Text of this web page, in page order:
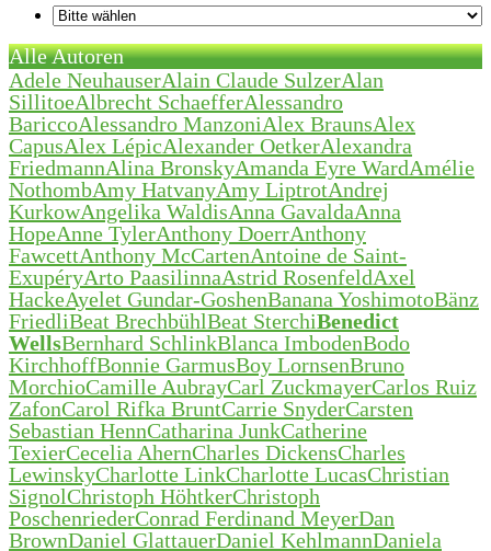
Alle Autoren
Adele NeuhauserAlain Claude SulzerAlan
SillitoeAlbrecht SchaefferAlessandro
BariccoAlessandro ManzoniAlex BraunsAlex
CapusAlex LépicAlexander OetkerAlexandra
FriedmannAlina BronskyAmanda Eyre WardAmélie
NothombAmy HatvanyAmy LiptrotAndrej
KurkowAngelika WaldisAnna GavaldaAnna
HopeAnne TylerAnthony DoerrAnthony
FawcettAnthony McCartenAntoine de Saint-
ExupéryArto PaasilinnaAstrid RosenfeldAxel
HackeAyelet Gundar-GoshenBanana YoshimotoBänz
FriedliBeat BrechbühlBeat SterchiBenedict
WellsBernhard SchlinkBlanca ImbodenBodo
KirchhoffBonnie GarmusBoy LornsenBruno
MorchioCamille AubrayCarl ZuckmayerCarlos Ruiz
ZafonCarol Rifka BruntCarrie SnyderCarsten
Sebastian HennCatharina JunkCatherine
TexierCecelia AhernCharles DickensCharles
LewinskyCharlotte LinkCharlotte LucasChristian
SignolChristoph HöhtkerChristoph
PoschenriederConrad Ferdinand MeyerDan
BrownDaniel GlattauerDaniel KehlmannDaniela